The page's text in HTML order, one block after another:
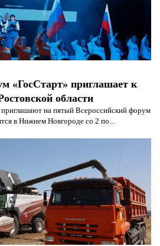
«ГосСтарт» приглашает к
области
на пятый Всероссийский форум
в Нижнем Новгороде со 2 по...
конфиденциальности и
конфиденциальности и